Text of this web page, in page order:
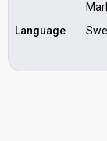
Language